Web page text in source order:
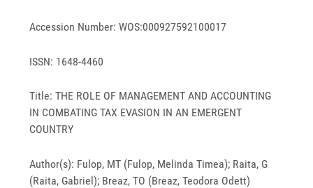
Accession Number: WOS:000927592100017
ISSN: 1648-4460
Title: THE ROLE OF MANAGEMENT AND ACCOUNTING
IN COMBATING TAX EVASION IN AN EMERGENT
COUNTRY
Author(s): Fulop, MT (Fulop, Melinda Timea); Raita, G
(Raita, Gabriel); Breaz, TO (Breaz, Teodora Odett)